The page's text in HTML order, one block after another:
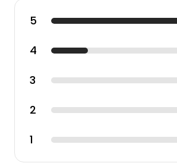
5
4
3
2
1